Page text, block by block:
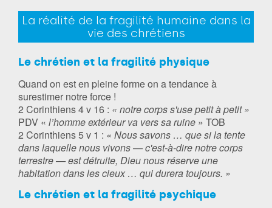
La réalité de la fragilité humaine dans la
vie des chrétiens
Le chrétien et la fragilité physique
Quand on est en pleine forme on a tendance à
surestimer notre force !
2 Corinthiens 4 v 16 : « notre corps s'use petit à petit »
PDV « l’homme extérieur va vers sa ruine » TOB
2 Corinthiens 5 v 1 : « Nous savons … que si la tente
dans laquelle nous vivons — c'est-à-dire notre corps
terrestre — est détruite, Dieu nous réserve une
habitation dans les cieux … qui durera toujours. »
Le chrétien et la fragilité psychique